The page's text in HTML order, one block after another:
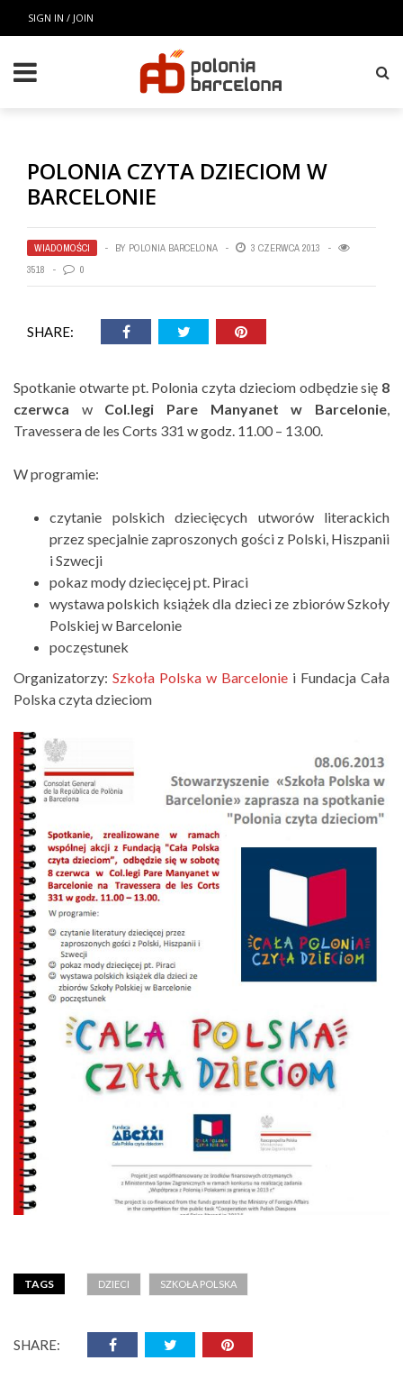
SIGN IN / JOIN
POLONIA CZYTA DZIECIOM W
BARCELONIE
WIADOMOŚCI BY POLONIA BARCELONA
3 CZERWCA 2013
3518
0
SHARE:
Spotkanie otwarte pt. Polonia czyta dzieciom odbędzie się 8
czerwca w Col.legi Pare Manyanet w Barcelonie,
Travessera de les Corts 331 w godz. 11.00 – 13.00.
W programie:
czytanie polskich dziecięcych utworów literackich
przez specjalnie zaproszonych gości z Polski, Hiszpanii
i Szwecji
pokaz mody dziecięcej pt. Piraci
wystawa polskich książek dla dzieci ze zbiorów Szkoły
Polskiej w Barcelonie
poczęstunek
Organizatorzy: Szkoła Polska w Barcelonie i Fundacja Cała
Polska czyta dzieciom
TAGS DZIECI SZKOŁA POLSKA
SHARE: